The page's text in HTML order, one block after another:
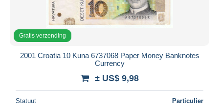
Gratis verzending
2001 Croatia 10 Kuna 6737068 Paper Money Banknotes
Currency
± US$ 9,98
Statuut Particulier